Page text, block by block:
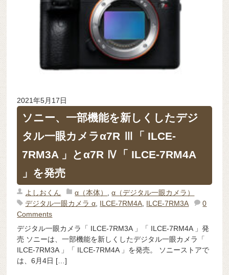
2021年5月17日
ソニー、一部機能を新しくしたデジ
タル一眼カメラα7R Ⅲ「 ILCE-
7RM3A 」とα7R Ⅳ「 ILCE-7RM4A
」を発売
よしおくん α（本体） ,α（デジタル一眼カメラ）
デジタル一眼カメラ α ILCE-7RM4A ILCE-7RM3A
0
Comments
デジタル一眼カメラ「 ILCE-7RM3A 」「 ILCE-7RM4A 」発
売 ソニーは、一部機能を新しくしたデジタル一眼カメラ「
ILCE-7RM3A 」「 ILCE-7RM4A 」を発売。 ソニーストアで
は、6月4日 […]